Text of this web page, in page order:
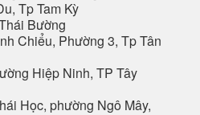
Tp Tam Kỳ
Bường
Chiểu, Phường 3, Tp Tân
Hiệp Ninh, TP Tây
Học, phường Ngô Mây,